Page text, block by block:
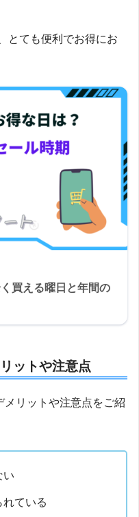
とても便利でお得にお
買える曜日と年間の
ットや注意点
メリットや注意点をご紹
い
ている